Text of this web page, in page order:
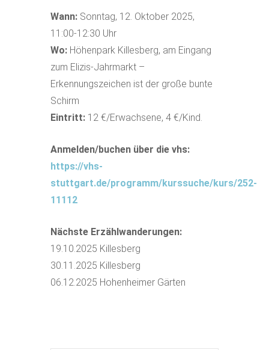
Wann: Sonntag, 12. Oktober 2025,
11:00-12:30 Uhr
Wo: Höhenpark Killesberg, am Eingang
zum Elizis-Jahrmarkt –
Erkennungszeichen ist der große bunte
Schirm
Eintritt: 12 €/Erwachsene, 4 €/Kind.
Anmelden/buchen über die vhs:
https://vhs-
stuttgart.de/programm/kurssuche/kurs/252-
11112
Nächste Erzählwanderungen:
19.10.2025 Killesberg
30.11.2025 Killesberg
06.12.2025 Hohenheimer Gärten